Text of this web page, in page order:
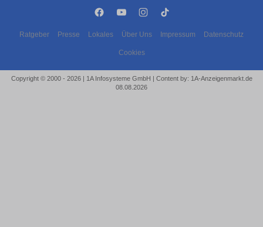
Ratgeber Presse Lokales Über Uns Impressum Datenschutz
Cookies
Copyright © 2000 - 2026 | 1A Infosysteme GmbH | Content by: 1A-Anzeigenmarkt.de
08.08.2026